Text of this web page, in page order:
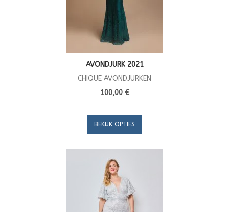
AVONDJURK 2021
CHIQUE AVONDJURKEN
100,00 €
BEKIJK OPTIES